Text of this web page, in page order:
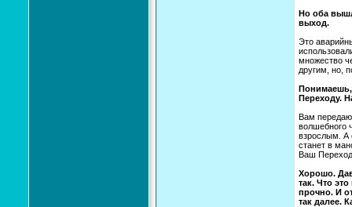
Но оба
выход.
Это
множество
другим, но,
Понимаешь,
Переходу.
Вам
волшебного
взрослым. А
станет в
Ваш Переход
Хорошо.
так. Что
прочно. И
так далее.